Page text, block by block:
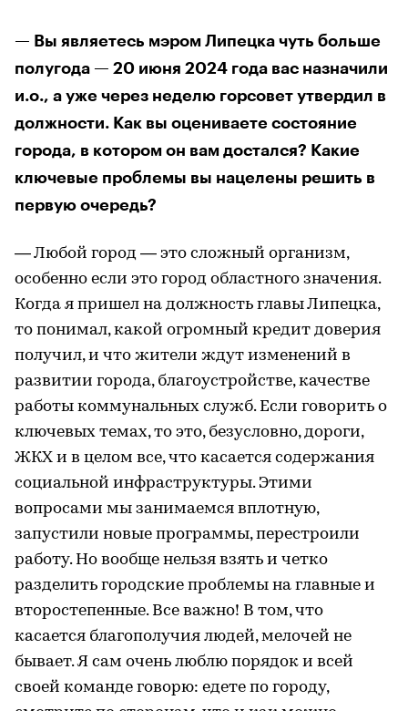
— Вы являетесь мэром Липецка чуть больше
полугода — 20 июня 2024 года вас назначили
и.о., а уже через неделю горсовет утвердил в
должности. Как вы оцениваете состояние
города, в котором он вам достался? Какие
ключевые проблемы вы нацелены решить в
первую очередь?
— Любой город — это сложный организм,
особенно если это город областного значения.
Когда я пришел на должность главы Липецка,
то понимал, какой огромный кредит доверия
получил, и что жители ждут изменений в
развитии города, благоустройстве, качестве
работы коммунальных служб. Если говорить о
ключевых темах, то это, безусловно, дороги,
ЖКХ и в целом все, что касается содержания
социальной инфраструктуры. Этими
вопросами мы занимаемся вплотную,
запустили новые программы, перестроили
работу. Но вообще нельзя взять и четко
разделить городские проблемы на главные и
второстепенные. Все важно! В том, что
касается благополучия людей, мелочей не
бывает. Я сам очень люблю порядок и всей
своей команде говорю: едете по городу,